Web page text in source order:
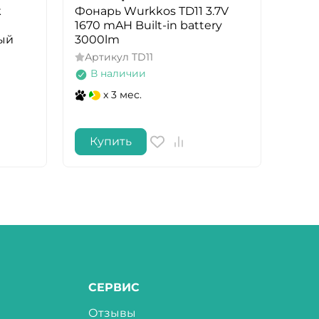
Фонарь Wurkkos TD11 3.7V
1670 mAH Built-in battery
3000lm
Артикул TD11
В наличии
x 3 мес.
Купить
СЕРВИС
Отзывы